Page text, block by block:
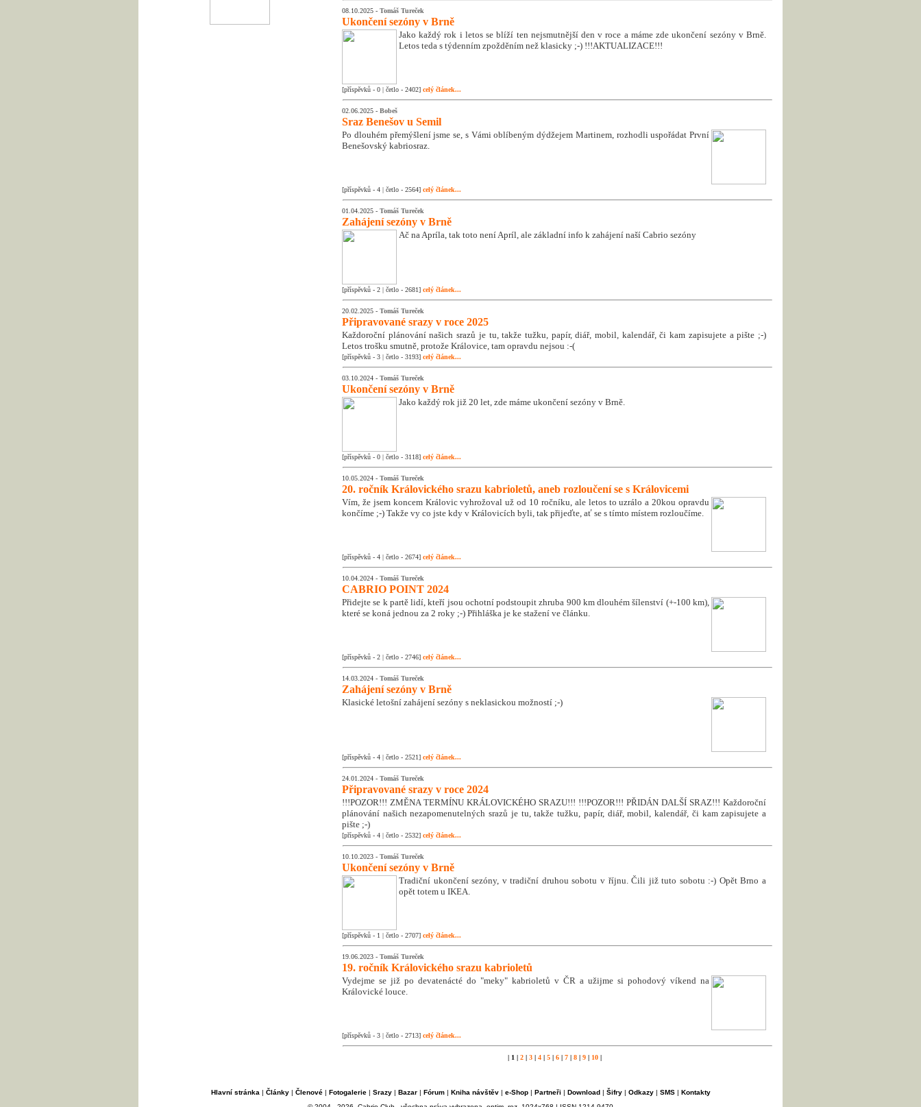
08.10.2025 - Tomáš Tureček
Ukončení sezóny v Brně
Jako každý rok i letos se blíží ten nejsmutnější den v roce a máme zde ukončení sezóny v Brně.
Letos teda s týdenním zpožděním než klasicky ;-) !!!AKTUALIZACE!!!
[příspěvků - 0 | četlo - 2402] celý článek...
02.06.2025 - Bobeš
Sraz Benešov u Semil
Po dlouhém přemýšlení jsme se, s Vámi oblíbeným dýdžejem Martinem, rozhodli uspořádat První
Benešovský kabriosraz.
[příspěvků - 4 | četlo - 2564] celý článek...
01.04.2025 - Tomáš Tureček
Zahájení sezóny v Brně
Ač na Apríla, tak toto není Apríl, ale základní info k zahájení naší Cabrio sezóny
[příspěvků - 2 | četlo - 2681] celý článek...
20.02.2025 - Tomáš Tureček
Připravované srazy v roce 2025
Každoroční plánování našich srazů je tu, takže tužku, papír, diář, mobil, kalendář, či kam zapisujete a pište ;-)
Letos trošku smutně, protože Královice, tam opravdu nejsou :-(
[příspěvků - 3 | četlo - 3193] celý článek...
03.10.2024 - Tomáš Tureček
Ukončení sezóny v Brně
Jako každý rok již 20 let, zde máme ukončení sezóny v Brně.
[příspěvků - 0 | četlo - 3118] celý článek...
10.05.2024 - Tomáš Tureček
20. ročník Královického srazu kabrioletů, aneb rozloučení se s Královicemi
Vím, že jsem koncem Královic vyhrožoval už od 10 ročníku, ale letos to uzrálo a 20kou opravdu
končíme ;-) Takže vy co jste kdy v Královicích byli, tak přijeďte, ať se s tímto místem rozloučíme.
[příspěvků - 4 | četlo - 2674] celý článek...
10.04.2024 - Tomáš Tureček
CABRIO POINT 2024
Přidejte se k partě lidí, kteří jsou ochotní podstoupit zhruba 900 km dlouhém šílenství (+-100 km),
které se koná jednou za 2 roky ;-) Přihláška je ke stažení ve článku.
[příspěvků - 2 | četlo - 2746] celý článek...
14.03.2024 - Tomáš Tureček
Zahájení sezóny v Brně
Klasické letošní zahájení sezóny s neklasickou možností ;-)
[příspěvků - 4 | četlo - 2521] celý článek...
24.01.2024 - Tomáš Tureček
Připravované srazy v roce 2024
!!!POZOR!!! ZMĚNA TERMÍNU KRÁLOVICKÉHO SRAZU!!! !!!POZOR!!! PŘIDÁN DALŠÍ SRAZ!!! Každoroční
plánování našich nezapomenutelných srazů je tu, takže tužku, papír, diář, mobil, kalendář, či kam zapisujete a
pište ;-)
[příspěvků - 4 | četlo - 2532] celý článek...
10.10.2023 - Tomáš Tureček
Ukončení sezóny v Brně
Tradiční ukončení sezóny, v tradiční druhou sobotu v říjnu. Čili již tuto sobotu :-) Opět Brno a
opět totem u IKEA.
[příspěvků - 1 | četlo - 2707] celý článek...
19.06.2023 - Tomáš Tureček
19. ročník Královického srazu kabrioletů
Vydejme se již po devatenácté do "meky" kabrioletů v ČR a užijme si pohodový víkend na
Královické louce.
[příspěvků - 3 | četlo - 2713] celý článek...
| 1 | 2 | 3 | 4 | 5 | 6 | 7 | 8 | 9 | 10 |
Hlavní stránka | Články| Členové| Fotogalerie| Srazy| Bazar| Fórum| Kniha návštěv| e-Shop| Partneři | Download| Šifry| Odkazy| SMS| Kontakty